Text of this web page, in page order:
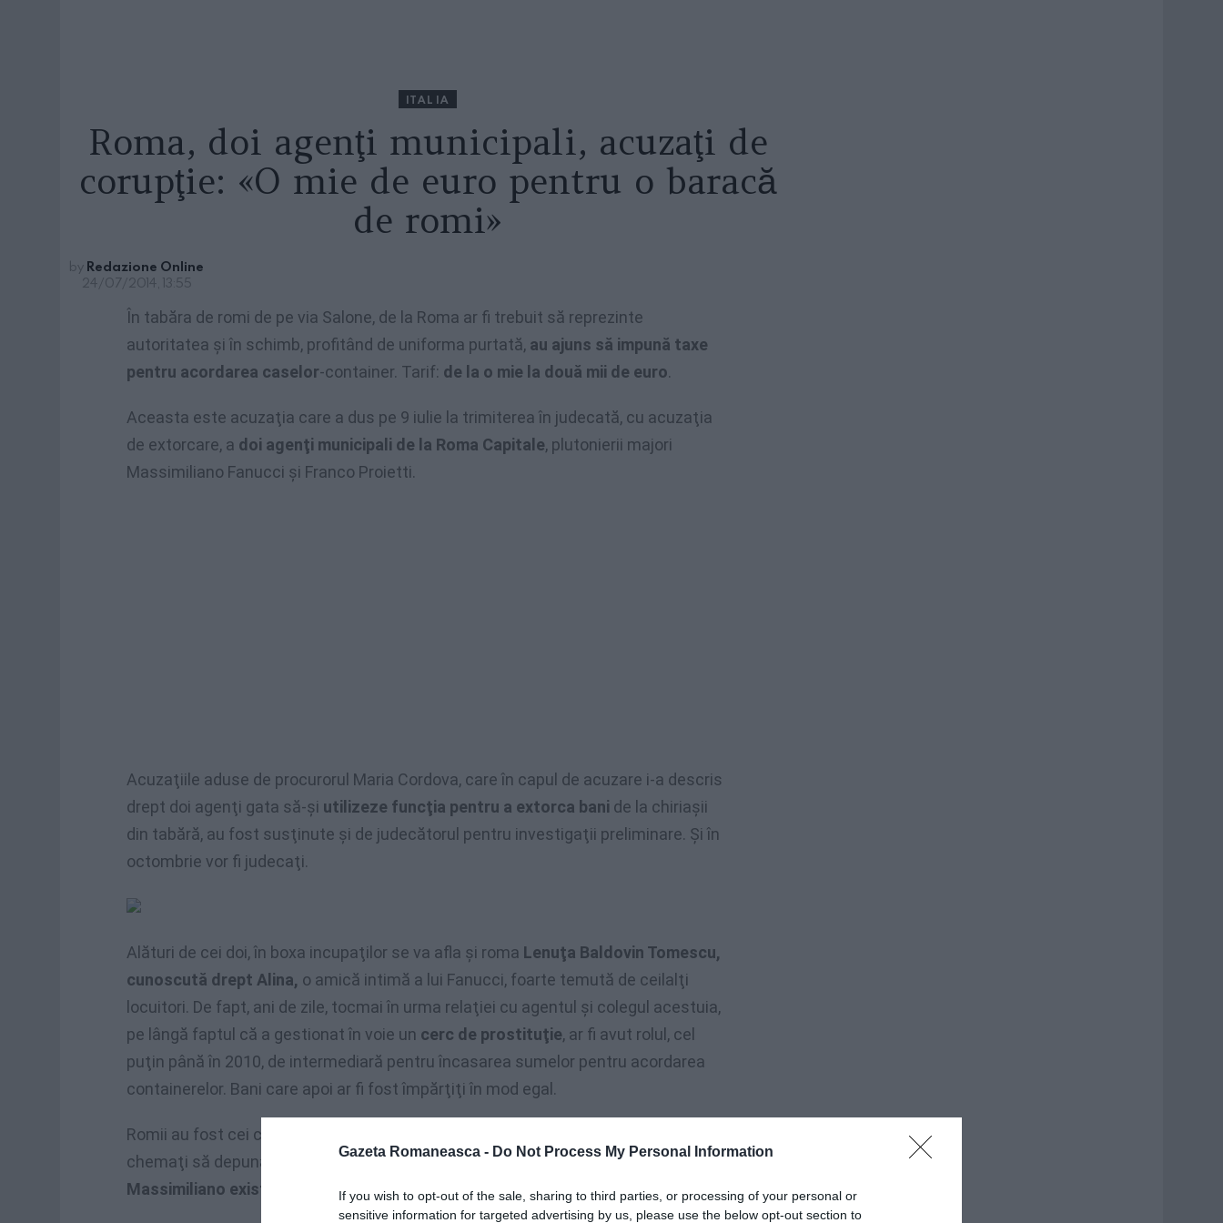
Gazeta Romaneasca - Do Not Process My Personal Information
If you wish to opt-out of the sale, sharing to third parties, or processing of your personal or
sensitive information for targeted advertising by us, please use the below opt-out section to
ITALIA
Roma, doi agenţi municipali, acuzaţi de
corupţie: «O mie de euro pentru o baracă
de romi»
by Redazione Online
24/07/2014, 13:55
În tabăra de romi de pe via Salone, de la Roma ar fi trebuit să reprezinte
autoritatea şi în schimb, profitând de uniforma purtată, au ajuns să impună taxe
pentru acordarea caselor-container. Tarif: de la o mie la două mii de euro.
Aceasta este acuzaţia care a dus pe 9 iulie la trimiterea în judecată, cu acuzaţia
de extorcare, a doi agenţi municipali de la Roma Capitale, plutonierii majori
Massimiliano Fanucci şi Franco Proietti.
Acuzaţiile aduse de procurorul Maria Cordova, care în capul de acuzare i-a descris
drept doi agenţi gata să-şi utilizeze funcţia pentru a extorca bani de la chiriaşii
din tabără, au fost susţinute şi de judecătorul pentru investigaţii preliminare. Şi în
octombrie vor fi judecaţi.
Alături de cei doi, în boxa incupaţilor se va afla şi roma Lenuţa Baldovin Tomescu,
cunoscută drept Alina, o amică intimă a lui Fanucci, foarte temută de ceilalţi
locuitori. De fapt, ani de zile, tocmai în urma relaţiei cu agentul şi colegul acestuia,
pe lângă faptul că a gestionat în voie un cerc de prostituţie, ar fi avut rolul, cel
puţin până în 2010, de intermediară pentru încasarea sumelor pentru acordarea
containerelor. Bani care apoi ar fi fost împărţiţi în mod egal.
Romii au fost cei care i-au denunţat pe presupuşii agenţi municipali corupţi,
chemaţi să depună mărturie. „Toţi de aici ştiu că
între Alina şi agentul
Massimiliano există o relaţie strânsă”
, a admis o româncă fără adăpost.